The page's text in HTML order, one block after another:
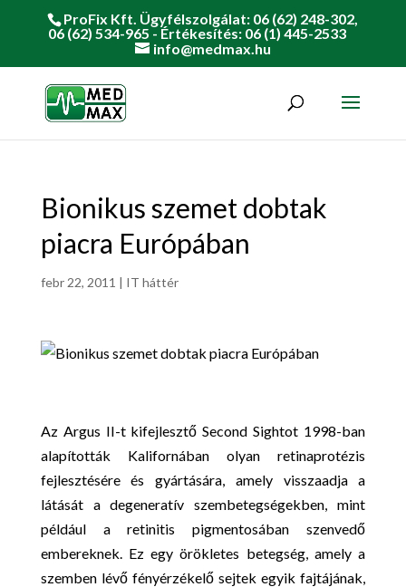
ProFix Kft. Ügyfélszolgálat: 06 (62) 248-302,
06 (62) 534-965 - Értékesítés: 06 (1) 445-2533
info@medmax.hu
Bionikus szemet dobtak
piacra Európában
febr 22, 2011 | IT háttér
Az Argus II-t kifejlesztő Second Sightot 1998-ban
alapították Kalifornában olyan retinaprotézis
fejlesztésére és gyártására, amely visszaadja a
látását a degeneratív szembetegségekben, mint
például a retinitis pigmentosában szenvedő
embereknek. Ez egy örökletes betegség, amely a
szemben lévő fényérzékelő sejtek egyik fajtájának,